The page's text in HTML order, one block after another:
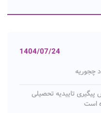
1404/07/24
چجوریه
تاییدیه تحصیلی
است